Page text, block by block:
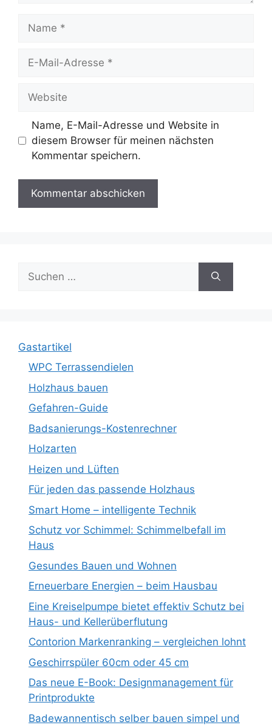
Name
Website
Name, E-Mail-Adresse und Website in
diesem Browser für meinen nächsten
Kommentar speichern.
nach:
Gastartikel
WPC Terrassendielen
Holzhaus bauen
Gefahren-Guide
Badsanierungs-Kostenrechner
Holzarten
Heizen und Lüften
Für jeden das passende Holzhaus
Smart Home – intelligente Technik
Schutz vor Schimmel: Schimmelbefall im
Haus
Gesundes Bauen und Wohnen
Erneuerbare Energien – beim Hausbau
Eine Kreiselpumpe bietet effektiv Schutz bei
Haus- und Kellerüberflutung
Contorion Markenranking – vergleichen lohnt
Geschirrspüler 60cm oder 45 cm
Das neue E-Book: Designmanagement für
Printprodukte
Badewannentisch selber bauen simpel und